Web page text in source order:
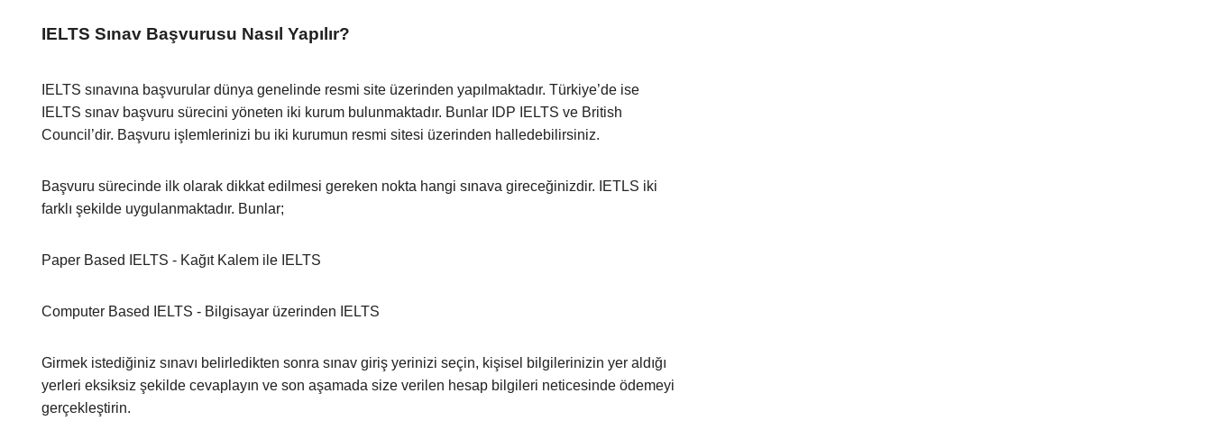
IELTS Sınav Başvurusu Nasıl Yapılır?
IELTS sınavına başvurular dünya genelinde resmi site üzerinden yapılmaktadır. Türkiye’de ise
IELTS sınav başvuru sürecini yöneten iki kurum bulunmaktadır. Bunlar IDP IELTS ve British
Council’dir. Başvuru işlemlerinizi bu iki kurumun resmi sitesi üzerinden halledebilirsiniz.
Başvuru sürecinde ilk olarak dikkat edilmesi gereken nokta hangi sınava gireceğinizdir. IETLS iki
farklı şekilde uygulanmaktadır. Bunlar;
Paper Based IELTS - Kağıt Kalem ile IELTS
Computer Based IELTS - Bilgisayar üzerinden IELTS
Girmek istediğiniz sınavı belirledikten sonra sınav giriş yerinizi seçin, kişisel bilgilerinizin yer aldığı
yerleri eksiksiz şekilde cevaplayın ve son aşamada size verilen hesap bilgileri neticesinde ödemeyi
gerçekleştirin.